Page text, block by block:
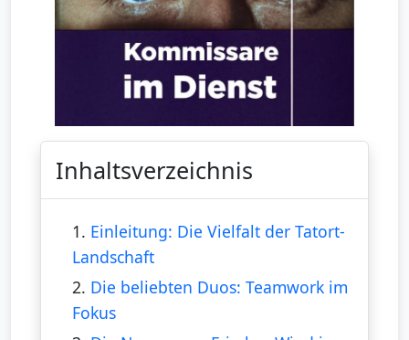
Inhaltsverzeichnis
1. Einleitung: Die Vielfalt der Tatort-
Landschaft
2. Die beliebten Duos: Teamwork im
Fokus